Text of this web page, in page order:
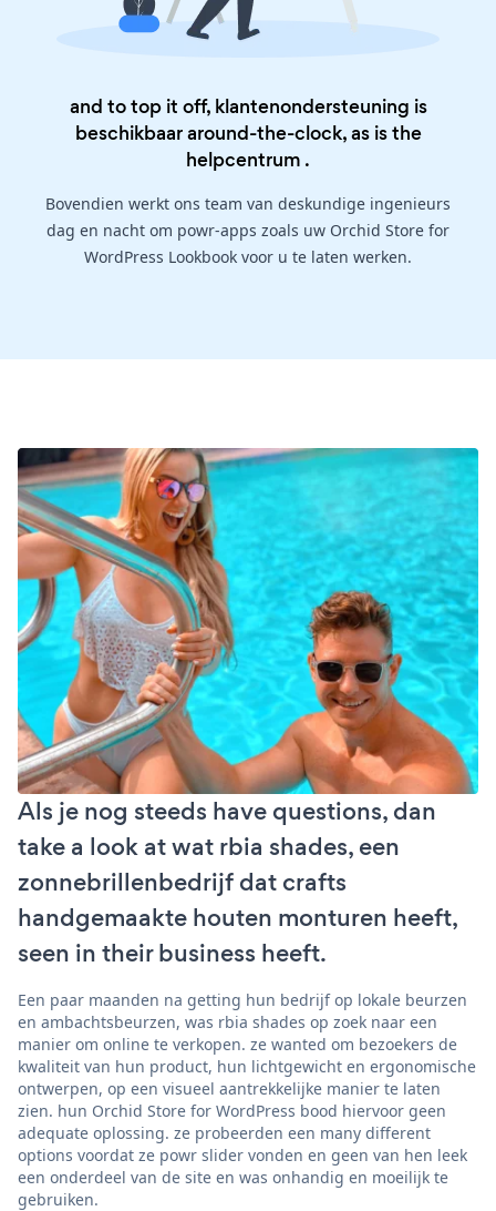
and to top it off, klantenondersteuning is
beschikbaar around-the-clock, as is the
helpcentrum .
Bovendien werkt ons team van deskundige ingenieurs
dag en nacht om powr-apps zoals uw Orchid Store for
WordPress Lookbook voor u te laten werken.
Als je nog steeds have questions, dan
take a look at wat rbia shades, een
zonnebrillenbedrijf dat crafts
handgemaakte houten monturen heeft,
seen in their business heeft.
Een paar maanden na getting hun bedrijf op lokale beurzen
en ambachtsbeurzen, was rbia shades op zoek naar een
manier om online te verkopen. ze wanted om bezoekers de
kwaliteit van hun product, hun lichtgewicht en ergonomische
ontwerpen, op een visueel aantrekkelijke manier te laten
zien. hun Orchid Store for WordPress bood hiervoor geen
adequate oplossing. ze probeerden een many different
options voordat ze powr slider vonden en geen van hen leek
een onderdeel van de site en was onhandig en moeilijk te
gebruiken.